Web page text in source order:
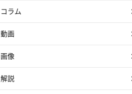
コラム
動画
画像
解説